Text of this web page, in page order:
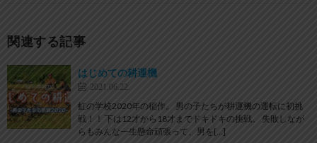
関連する記事
はじめての耕運機
2021.06.22
虹の学校2020年の稲作。 男の子たちが耕運機の運転に初挑
戦！！ 下は12才から18才までドキドキの挑戦。 失敗しなが
らもみんな一生懸命頑張って、男を[…]